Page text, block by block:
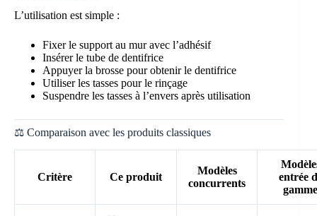
L’utilisation est simple :
Fixer le support au mur avec l’adhésif
Insérer le tube de dentifrice
Appuyer la brosse pour obtenir le dentifrice
Utiliser les tasses pour le rinçage
Suspendre les tasses à l’envers après utilisation
⚖️ Comparaison avec les produits classiques
Critère Ce produit
Modèles
concurrents
entrée
gamme